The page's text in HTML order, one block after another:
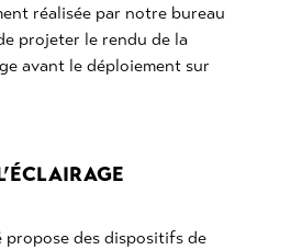
réalisée par notre bureau
projeter le rendu de la
avant le déploiement sur
des dispositifs de